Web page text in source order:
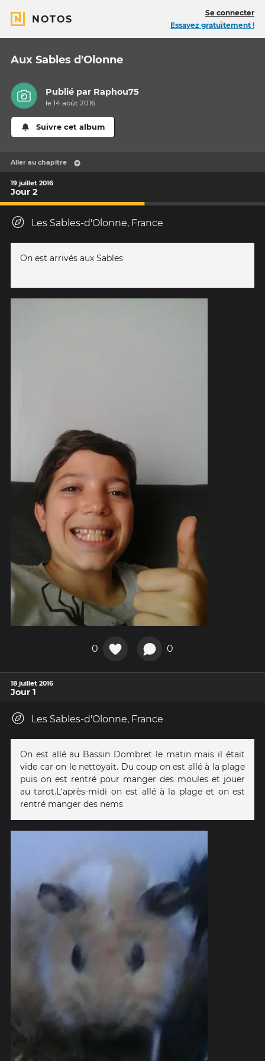
NOTOS
Se connecter
Essayez gratuitement !
Aux Sables d'Olonne
Publié par Raphou75
le 14 août 2016
Suivre cet album
Aller au chapitre
19 juillet 2016
Jour 2
Les Sables-d'Olonne, France
On est arrivés aux Sables
0 0
18 juillet 2016
Jour 1
Les Sables-d'Olonne, France
On est allé au Bassin Dombret le matin mais il était
vide car on le nettoyait. Du coup on est allé à la plage
puis on est rentré pour manger des moules et jouer
au tarot.L'après-midi on est allé à la plage et on est
rentré manger des nems